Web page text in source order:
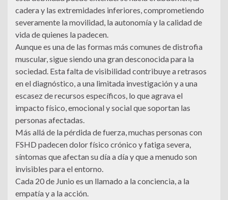
cadera y las extremidades inferiores, comprometiendo
severamente la movilidad, la autonomía y la calidad de
vida de quienes la padecen.
Aunque es una de las formas más comunes de distrofia
muscular, sigue siendo una gran desconocida para la
sociedad. Esta falta de visibilidad contribuye a retrasos
en el diagnóstico, a una limitada investigación y a una
escasez de recursos específicos, lo que agrava el
impacto físico, emocional y social que soportan las
personas afectadas.
Más allá de la pérdida de fuerza, muchas personas con
FSHD padecen dolor físico crónico y fatiga severa,
síntomas que afectan su día a día y que a menudo son
invisibles para el entorno.
Cada 20 de Junio es un llamado a la conciencia, a la
empatía y a la acción.